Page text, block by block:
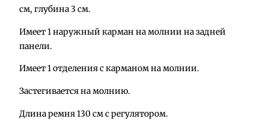
в
т
о
в
р
а
см, глубина 3 см.
Имеет 1 наружный карман на молнии на задней
панели.
Имеет 1 отделения с карманом на молнии.
Застегивается на молнию.
Длина ремня 130 см с регулятором.